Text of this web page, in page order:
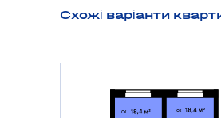
Схожі варіанти